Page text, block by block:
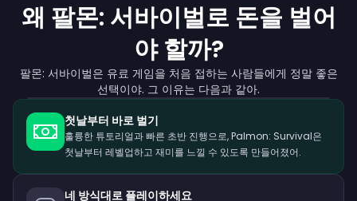
왜 팔몬: 서바이벌로 돈을 벌어
야 할까?
팔몬: 서바이벌은 유료 게임을 처음 접하는 사람들에게 정말 좋은
선택이야. 그 이유는 다음과 같아.
첫날부터 바로 벌기
훌륭한 튜토리얼과 빠른 초반 진행으로, Palmon: Survival은
첫날부터 레벨업하고 재미를 느낄 수 있도록 만들어졌어.
네 방식대로 플레이하세요